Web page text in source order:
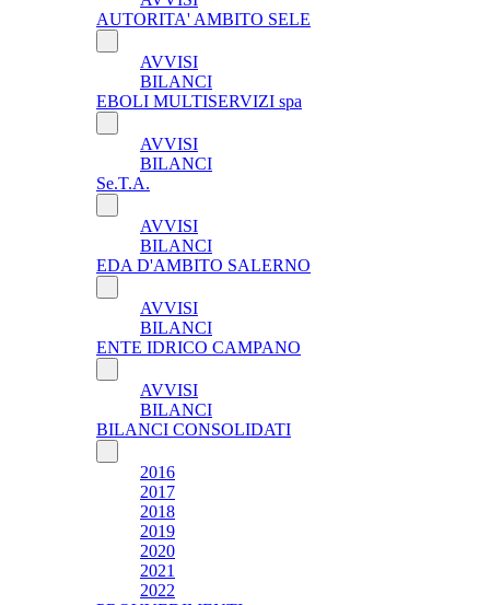
AUTORITA' AMBITO SELE
AVVISI
BILANCI
EBOLI MULTISERVIZI spa
AVVISI
BILANCI
Se.T.A.
AVVISI
BILANCI
EDA D'AMBITO SALERNO
AVVISI
BILANCI
ENTE IDRICO CAMPANO
AVVISI
BILANCI
BILANCI CONSOLIDATI
2016
2017
2018
2019
2020
2021
2022